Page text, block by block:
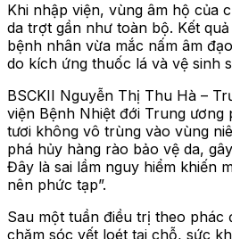
Khi nhập viện, vùng âm hộ của
da trợt gần như toàn bộ. Kết
bệnh nhân vừa mắc nấm âm
do kích ứng thuốc lá và vệ sinh
BSCKII Nguyễn Thị Thu Hà –
viện Bệnh Nhiệt đới Trung ương
tươi không vô trùng vào vùng
phá hủy hàng rào bảo vệ da,
Đây là sai lầm nguy hiểm khiến
nên phức tạp”.
Sau một tuần điều trị theo phác
chăm sóc vết loét tại chỗ, sức